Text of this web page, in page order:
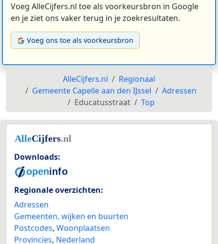
Voeg AlleCijfers.nl toe als voorkeursbron in Google
en je ziet ons vaker terug in je zoekresultaten.
Voeg ons toe als voorkeursbron
AlleCijfers.nl
Regionaal
Gemeente Capelle aan den IJssel
Adressen
Educatusstraat
Top
Downloads:
Regionale overzichten:
Adressen
Gemeenten, wijken en buurten
Postcodes, Woonplaatsen
Provincies, Nederland